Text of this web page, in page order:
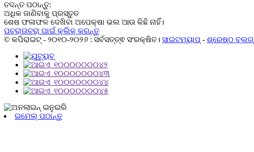
ତଦନ୍ତ ପଠାନ୍ତୁ:
ଅଧିକ ଜାଣିବାକୁ ପ୍ରସ୍ତୁତ
ଶେଷ ଫଳାଫଳ ଦେଖିବା ଅପେକ୍ଷା ଭଲ ଆଉ କିଛି ନାହିଁ।
ପଚରାଉଚରା ପାଇଁ କ୍ଲିକ୍ କରନ୍ତୁ
© କପିରାଇଟ୍ - ୨୦୧୦-୨୦୨୬ : ସର୍ବସତ୍ତ୍ଵ ସଂରକ୍ଷିତ। ସାଇଟମ୍ୟାପ୍ - ଶ୍ରେଷ୍ଠ ବ୍ଲଗ୍
ଇମେଲ୍ ପଠାନ୍ତୁ